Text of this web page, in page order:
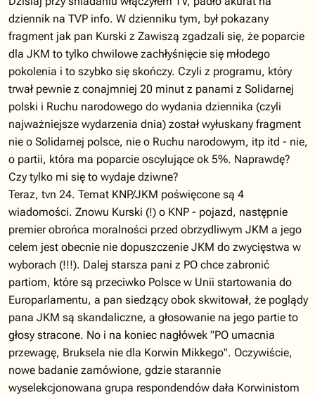
dziennik na TVP info. W dzienniku tym, był pokazany
fragment jak pan Kurski z Zawiszą zgadzali się, że poparcie
dla JKM to tylko chwilowe zachłyśnięcie się młodego
pokolenia i to szybko się skończy. Czyli z programu, który
trwał pewnie z conajmniej 20 minut z panami z Solidarnej
polski i Ruchu narodowego do wydania dziennika (czyli
najważniejsze wydarzenia dnia) został wyłuskany fragment
nie o Solidarnej polsce, nie o Ruchu narodowym, itp itd - nie,
o partii, która ma poparcie oscylujące ok 5%. Naprawdę?
Czy tylko mi się to wydaje dziwne?
Teraz, tvn 24. Temat KNP/JKM poświęcone są 4
wiadomości. Znowu Kurski (!) o KNP - pojazd, następnie
premier obrońca moralności przed obrzydliwym JKM a jego
celem jest obecnie nie dopuszczenie JKM do zwycięstwa w
wyborach (!!!). Dalej starsza pani z PO chce zabronić
partiom, które są przeciwko Polsce w Unii startowania do
Europarlamentu, a pan siedzący obok skwitował, że poglądy
pana JKM są skandaliczne, a głosowanie na jego partie to
głosy stracone. No i na koniec nagłówek "PO umacnia
przewagę, Bruksela nie dla Korwin Mikkego". Oczywiście,
nowe badanie zamówione, gdzie starannie
wyselekcjonowana grupa respondendów dała Korwinistom